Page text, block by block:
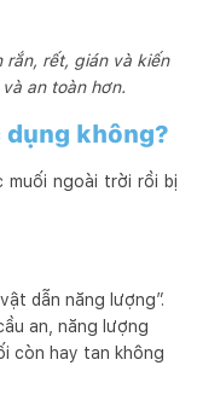
rắn, rết, gián và kiến
an toàn hơn.
không?
muối ngoài trời rồi bị
dẫn năng lượng”.
an, năng lượng
còn hay tan không